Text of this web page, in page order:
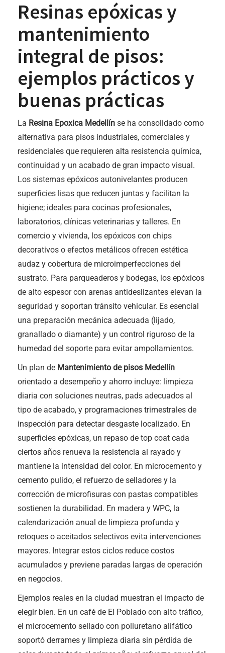
Resinas epóxicas y
mantenimiento
integral de pisos:
ejemplos prácticos y
buenas prácticas
La Resina Epoxica Medellín se ha consolidado como
alternativa para pisos industriales, comerciales y
residenciales que requieren alta resistencia química,
continuidad y un acabado de gran impacto visual.
Los sistemas epóxicos autonivelantes producen
superficies lisas que reducen juntas y facilitan la
higiene; ideales para cocinas profesionales,
laboratorios, clínicas veterinarias y talleres. En
comercio y vivienda, los epóxicos con chips
decorativos o efectos metálicos ofrecen estética
audaz y cobertura de microimperfecciones del
sustrato. Para parqueaderos y bodegas, los epóxicos
de alto espesor con arenas antideslizantes elevan la
seguridad y soportan tránsito vehicular. Es esencial
una preparación mecánica adecuada (lijado,
granallado o diamante) y un control riguroso de la
humedad del soporte para evitar ampollamientos.
Un plan de Mantenimiento de pisos Medellín
orientado a desempeño y ahorro incluye: limpieza
diaria con soluciones neutras, pads adecuados al
tipo de acabado, y programaciones trimestrales de
inspección para detectar desgaste localizado. En
superficies epóxicas, un repaso de top coat cada
ciertos años renueva la resistencia al rayado y
mantiene la intensidad del color. En microcemento y
cemento pulido, el refuerzo de selladores y la
corrección de microfisuras con pastas compatibles
sostienen la durabilidad. En madera y WPC, la
calendarización anual de limpieza profunda y
retoques o aceitados selectivos evita intervenciones
mayores. Integrar estos ciclos reduce costos
acumulados y previene paradas largas de operación
en negocios.
Ejemplos reales en la ciudad muestran el impacto de
elegir bien. En un café de El Poblado con alto tráfico,
el microcemento sellado con poliuretano alifático
soportó derrames y limpieza diaria sin pérdida de